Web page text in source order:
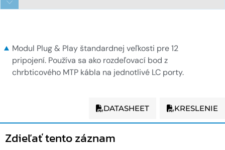
Modul Plug & Play štandardnej veľkosti pre 12
pripojení. Používa sa ako rozdeľovací bod z
chrbticového MTP kábla na jednotlivé LC porty.
DATASHEET KRESLENIE
Zdieľať tento záznam